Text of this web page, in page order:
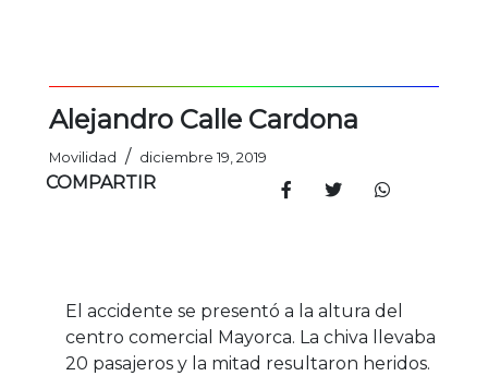
Alejandro Calle Cardona
Movilidad / diciembre 19, 2019
COMPARTIR
El accidente se presentó a la altura del
centro comercial Mayorca. La chiva llevaba
20 pasajeros y la mitad resultaron heridos.